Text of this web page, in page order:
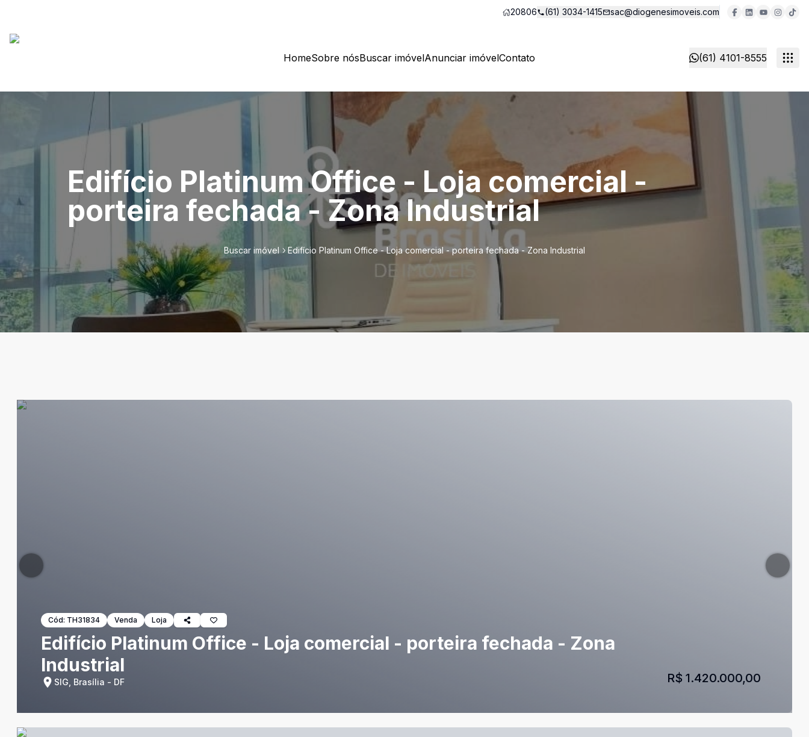
20806 (61) 3034-1415 sac@diogenesimoveis.com
HomeSobre nósBuscar imóvelAnunciar imóvelContato (61) 4101-8555
Edifício Platinum Office - Loja comercial -
porteira fechada - Zona Industrial
Buscar imóvel Edifício Platinum Office - Loja comercial - porteira fechada - Zona Industrial
Cód: TH31834 Venda Loja
Edifício Platinum Office - Loja comercial - porteira fechada - Zona
Industrial
SIG, Brasília - DF R$ 1.420.000,00